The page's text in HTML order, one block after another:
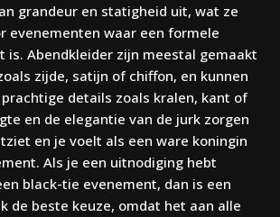
grandeur en statigheid uit, wat ze
evenementen waar een formele
is. Abendkleider zijn meestal gemaakt
zijde, satijn of chiffon, en kunnen
details zoals kralen, kant of
en de elegantie van de jurk zorgen
en je voelt als een ware koningin
Als je een uitnodiging hebt
black-tie evenement, dan is een
de beste keuze, omdat het aan alle